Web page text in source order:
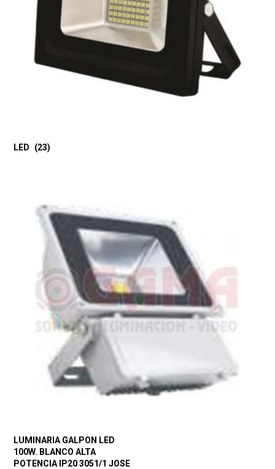
LED (23)
LUMINARIA GALPON LED
100W. BLANCO ALTA
POTENCIA IP20 3051/1 JOSE